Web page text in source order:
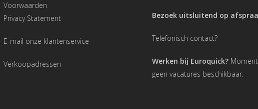
Voorwaarden
Privacy Statement
E-mail onze klantenservice
Verkoopadressen
Bezoek uitsluitend op
Telefonisch contact?
Werken bij Euroquick?
geen vacatures beschikbaar.